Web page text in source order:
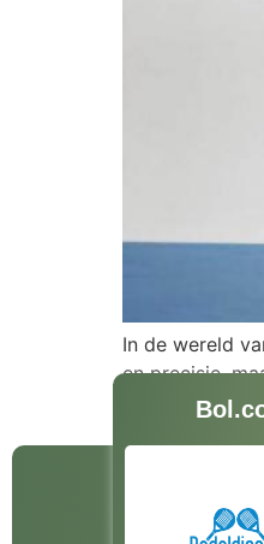
In de wereld
en precisie,
waarde om